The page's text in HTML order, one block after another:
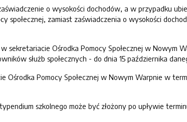
o wysokości dochodów, a w przypadku
społecznej, zamiast zaświadczenia o wysokości
sekretariacie Ośrodka Pomocy Społecznej w Nowym
służb społecznych - do dnia 15 października
Ośrodka Pomocy Społecznej w Nowym Warpnie w
szkolnego może być złożony po upływie